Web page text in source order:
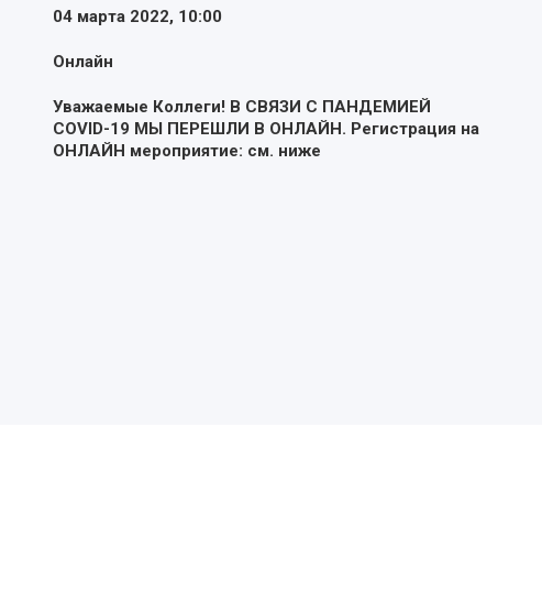
04 марта 2022, 10:00
Онлайн
Уважаемые Коллеги! В СВЯЗИ С ПАНДЕМИЕЙ
COVID-19 МЫ ПЕРЕШЛИ В ОНЛАЙН. Регистрация на
ОНЛАЙН мероприятие: см. ниже